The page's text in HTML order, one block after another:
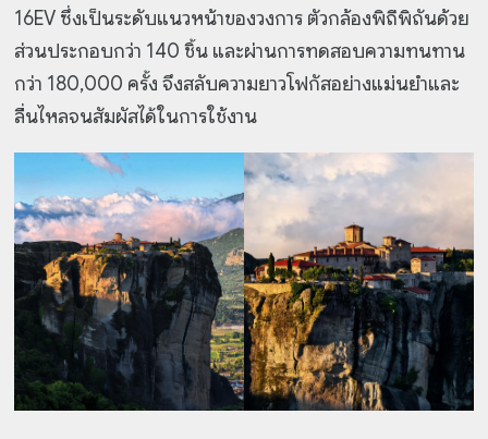
16EV ซึ่งเป็นระดับแนวหน้าของวงการ ตัวกล้องพิถีพิถันด้วย
ส่วนประกอบกว่า 140 ชิ้น และผ่านการทดสอบความทนทาน
กว่า 180,000 ครั้ง จึงสลับความยาวโฟกัสอย่างแม่นยำและ
ลื่นไหลจนสัมผัสได้ในการใช้งาน